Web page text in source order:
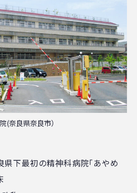
奈良県奈良市）
下最初の精神科病院｢あやめ